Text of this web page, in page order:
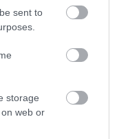
sent to
storage
web or